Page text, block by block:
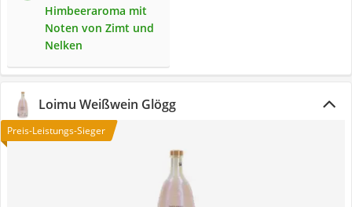
Himbeeraroma mit
Noten von Zimt und
Nelken
Loimu Weißwein Glögg
Preis-Leistungs-Sieger